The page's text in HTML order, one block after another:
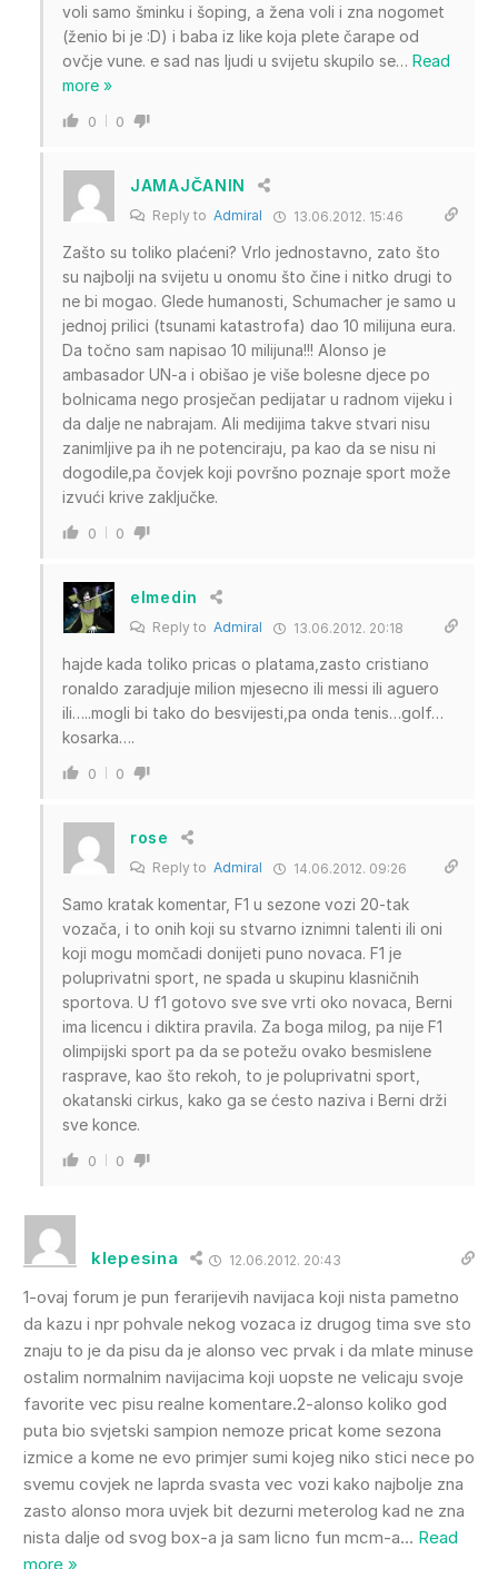
voli samo šminku i šoping, a žena voli i zna nogomet
(ženio bi je :D) i baba iz like koja plete čarape od
ovčje vune. e sad nas ljudi u svijetu skupilo se… Read
more »
0 0
JAMAJČANIN
Reply to Admiral 13.06.2012. 15:46
Zašto su toliko plaćeni? Vrlo jednostavno, zato što
su najbolji na svijetu u onomu što čine i nitko drugi to
ne bi mogao. Glede humanosti, Schumacher je samo u
jednoj prilici (tsunami katastrofa) dao 10 milijuna eura.
Da točno sam napisao 10 milijuna!!! Alonso je
ambasador UN-a i obišao je više bolesne djece po
bolnicama nego prosječan pedijatar u radnom vijeku i
da dalje ne nabrajam. Ali medijima takve stvari nisu
zanimljive pa ih ne potenciraju, pa kao da se nisu ni
dogodile,pa čovjek koji površno poznaje sport može
izvući krive zaključke.
0 0
elmedin
Reply to Admiral 13.06.2012. 20:18
hajde kada toliko pricas o platama,zasto cristiano
ronaldo zaradjuje milion mjesecno ili messi ili aguero
ili…..mogli bi tako do besvijesti,pa onda tenis…golf…
kosarka….
0 0
rose
Reply to Admiral 14.06.2012. 09:26
Samo kratak komentar, F1 u sezone vozi 20-tak
vozača, i to onih koji su stvarno iznimni talenti ili oni
koji mogu momčadi donijeti puno novaca. F1 je
poluprivatni sport, ne spada u skupinu klasničnih
sportova. U f1 gotovo sve sve vrti oko novaca, Berni
ima licencu i diktira pravila. Za boga milog, pa nije F1
olimpijski sport pa da se potežu ovako besmislene
rasprave, kao što rekoh, to je poluprivatni sport,
okatanski cirkus, kako ga se ćesto naziva i Berni drži
sve konce.
0 0
klepesina 12.06.2012. 20:43
1-ovaj forum je pun ferarijevih navijaca koji nista pametno
da kazu i npr pohvale nekog vozaca iz drugog tima sve sto
znaju to je da pisu da je alonso vec prvak i da mlate minuse
ostalim normalnim navijacima koji uopste ne velicaju svoje
favorite vec pisu realne komentare.2-alonso koliko god
puta bio svjetski sampion nemoze pricat kome sezona
izmice a kome ne evo primjer sumi kojeg niko stici nece po
svemu covjek ne laprda svasta vec vozi kako najbolje zna
zasto alonso mora uvjek bit dezurni meterolog kad ne zna
nista dalje od svog box-a ja sam licno fun mcm-a… Read
more »